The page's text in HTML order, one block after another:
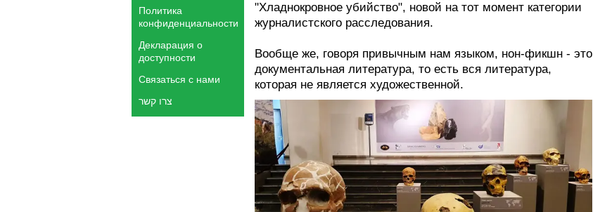
Политика
конфиденциальности
Декларация о
доступности
Связаться с нами
צרו קשר
"Хладнокровное убийство", новой на тот момент категории
журналистского расследования.
Вообще же, говоря привычным нам языком, нон-фикшн - это
документальная литература, то есть вся литература,
которая не является художественной.